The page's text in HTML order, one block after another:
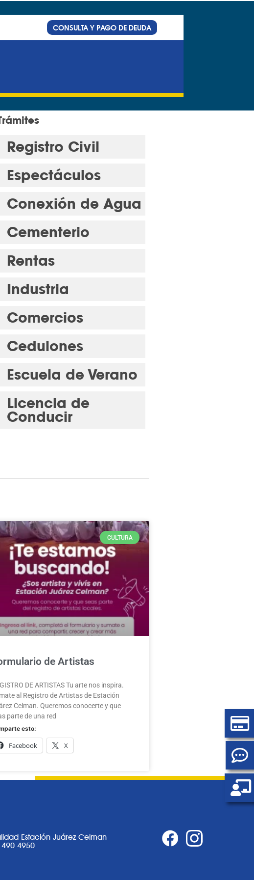
CONSULTA Y PAGO DE DEUDA
Registro Civil
Espectáculos
Conexión de Agua
Cementerio
Rentas
Industria
Comercios
Cedulones
Escuela de Verano
Licencia de
Conducir
CULTURA
de Artistas
DE ARTISTAS Tu arte nos inspira.
al Registro de Artistas de Estación
Celman. Queremos conocerte y que
parte de una red
esto:
Facebook X
Estación Juárez Celman
4950